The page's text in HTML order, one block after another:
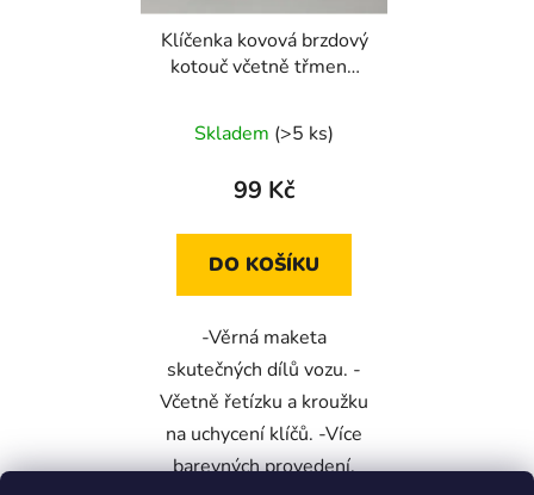
Klíčenka kovová brzdový
kotouč včetně třmenu
Skladem (>5 ks)
99 Kč
DO KOŠÍKU
-Věrná maketa
skutečných dílů vozu. -
Včetně řetízku a kroužku
na uchycení klíčů. -Více
barevných provedení.